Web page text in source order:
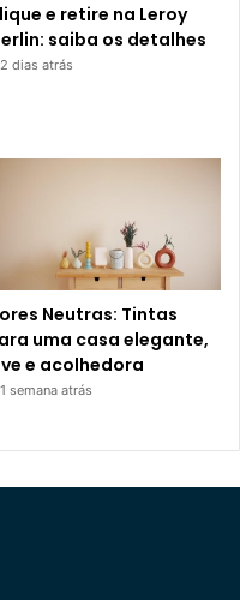
e retire na Leroy
saiba os detalhes
2 dias atrás
Neutras: Tintas
uma casa elegante,
e acolhedora
1 semana atrás